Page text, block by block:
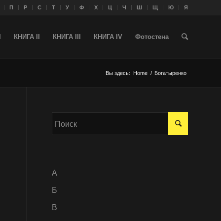
П Р С Т У Ф Х Ц Ч Ш Щ Ю Я
КНИГА II КНИГА III КНИГА IV Фотостена
Вы здесь: Home / Богатыренко
A
Б
В